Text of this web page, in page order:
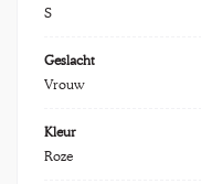
S
Geslacht
Vrouw
Kleur
Roze